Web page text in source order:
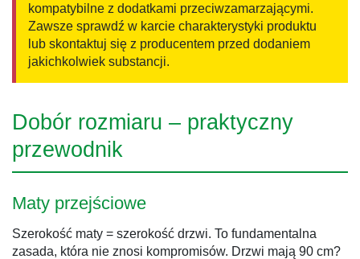
kompatybilne z dodatkami przeciwzamarzającymi.
Zawsze sprawdź w karcie charakterystyki produktu
lub skontaktuj się z producentem przed dodaniem
jakichkolwiek substancji.
Dobór rozmiaru – praktyczny
przewodnik
Maty przejściowe
Szerokość maty = szerokość drzwi. To fundamentalna
zasada, która nie znosi kompromisów. Drzwi mają 90 cm?